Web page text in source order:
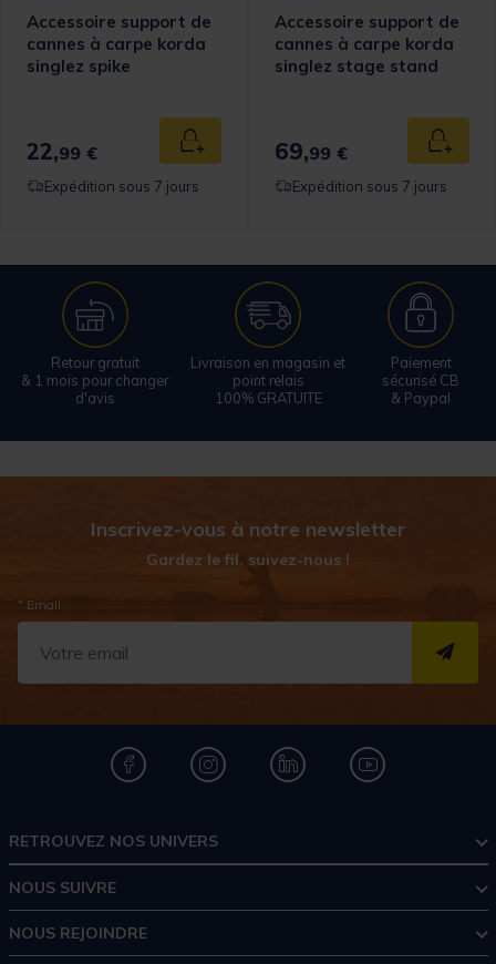
panier
Accessoire support de
cannes à carpe korda
singlez spike
22,99 € Ajouter au panier
Expédition sous 7 jours
Accessoire support de
cannes à carpe korda
singlez stage stand
69,99 €
Expédition sous 7 jours
Retour gratuit
& 1 mois pour changer
d'avis
Livraison en magasin et
point relais
100% GRATUITE
Paiement
sécurisé CB
& Paypal
Inscrivez-vous à notre newsletter
Gardez le fil, suivez-nous !
* Email
RETROUVEZ NOS UNIVERS
NOUS SUIVRE
NOUS REJOINDRE